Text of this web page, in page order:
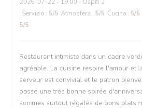
2026-07-22 - 19:00 - Ospiti 2
Servizio : 5/5 Atmosfera : 5/5 Cucina : 5/5
5/5
Restaurant intimiste dans un cadre
agréable. La cuisine respire l'amour et
serveur est convivial et le patron
passé une très bonne soirée
sommes surtout régalés de bons plats